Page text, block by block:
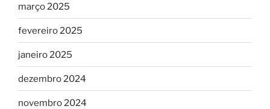
março 2025
fevereiro 2025
janeiro 2025
dezembro 2024
novembro 2024